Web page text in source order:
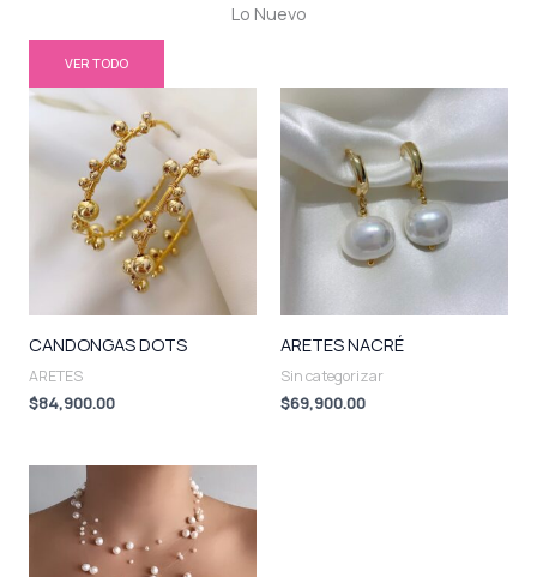
Lo Nuevo
VER TODO
CANDONGAS DOTS
ARETES
$84,900.00
ARETES NACRÉ
Sin categorizar
$69,900.00